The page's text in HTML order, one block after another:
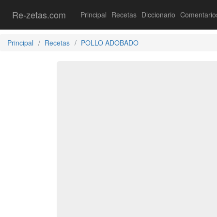
Re-zetas.com Principal Recetas Diccionario
Principal Recetas POLLO ADOBADO